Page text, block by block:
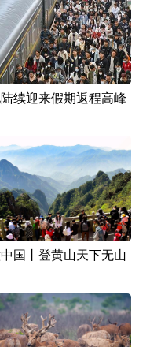
续迎来假期返程高峰
国丨登黄山天下无山